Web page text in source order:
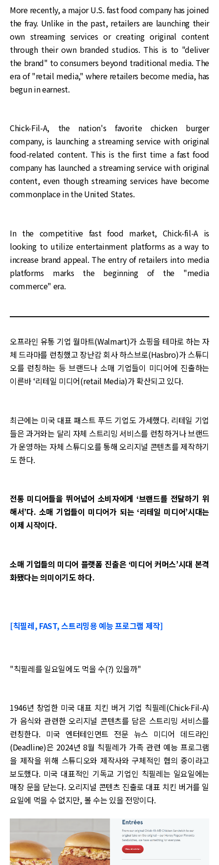
More recently, a major U.S. fast food company has joined
the fray. Unlike in the past, retailers are launching their
own streaming services or creating original content
through their own branded studios. This is to "deliver
the brand" to consumers beyond traditional media. The
era of "retail media," where retailers become media, has
begun in earnest.
Chick-Fil-A, the nation's favorite chicken burger
company, is launching a streaming service with original
food-related content. This is the first time a fast food
company has launched a streaming service with original
content, even though streaming services have become
commonplace in the United States.
In the competitive fast food market, Chick-fil-A is
looking to utilize entertainment platforms as a way to
increase brand appeal. The entry of retailers into media
platforms marks the beginning of the "media
commerce" era.
오프라인 유통 기업 월마트(Walmart)가 쇼핑을 테마로 하는 자
체 드라마를 런칭했고 장난감 회사 하스브로(Hasbro)가 스튜디
오를 런칭하는 등 브랜드나 소매 기업들이 미디어에 진출하는
이른바 ‘리테일 미디어(retail Media)가 확산되고 있다.
최근에는 미국 대표 패스트 푸드 기업도 가세했다. 리테일 기업
들은 과거와는 달리 자체 스트리밍 서비스를 런칭하거나 브랜드
가 운영하는 자체 스튜디오를 통해 오리지널 콘텐츠를 제작하기
도 한다.
전통 미디어들을 뛰어넘어 소비자에게 ‘브랜드를 전달하기 위
해서’다. 소매 기업들이 미디어가 되는 ‘리테일 미디어’시대는
이제 시작이다.
소매 기업들의 미디어 플랫폼 진출은 ‘미디어 커머스’시대 본격
화됐다는 의미이기도 하다.
[칙필레, FAST, 스트리밍용 예능 프로그램 제작]
"칙필레를 일요일에도 먹을 수(?) 있을까"
1946년 창업한 미국 대표 치킨 버거 기업 칙필레(Chick-Fil-A)
가 음식와 관련한 오리지널 콘텐츠를 담은 스트리밍 서비스를
런칭한다. 미국 엔터테인먼트 전문 뉴스 미디어 데드라인
(Deadline)은 2024년 8월 칙필레가 가족 관련 예능 프로그램
을 제작을 위해 스튜디오와 제작사와 구체적인 협의 중이라고
보도했다. 미국 대표적인 기독교 기업인 칙필레는 일요일에는
매장 문을 닫는다. 오리지널 콘텐츠 진출로 대표 치킨 버거를 일
요일에 먹을 수 없지만, 볼 수는 있을 전망이다.